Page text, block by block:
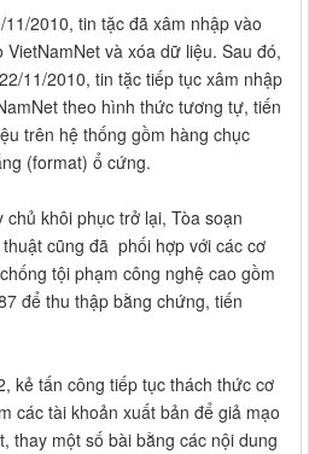
2010, tin tặc đã xâm nhập vào
và xóa dữ liệu. Sau đó,
11/2010, tin tặc tiếp tục xâm nhập
theo hình thức tương tự, tiến
trên hệ thống gồm hàng chục
(format) ổ cứng.
khôi phục trở lại, Tòa soạn
cũng đã phối hợp với các cơ
tội phạm công nghệ cao gồm
để thu thập bằng chứng, tiến
kẻ tấn công tiếp tục thách thức cơ
các tài khoản xuất bản để giả mạo
thay một số bài bằng các nội dung